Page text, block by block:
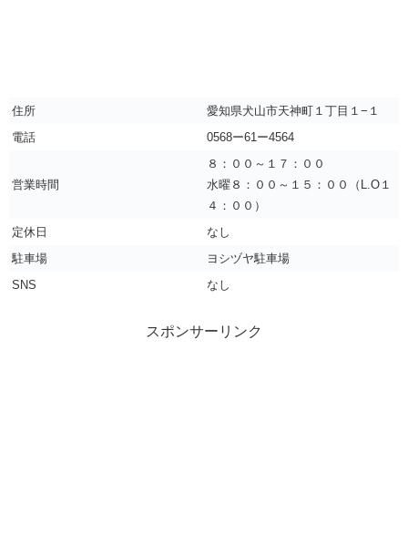
住所
愛知県犬山市天神町１丁目１−１
電話
0568ー61ー4564
営業時間
８：００～１７：００
水曜８：００～１５：００（L.O１
４：００）
定休日
なし
駐車場
ヨシヅヤ駐車場
SNS
なし
スポンサーリンク